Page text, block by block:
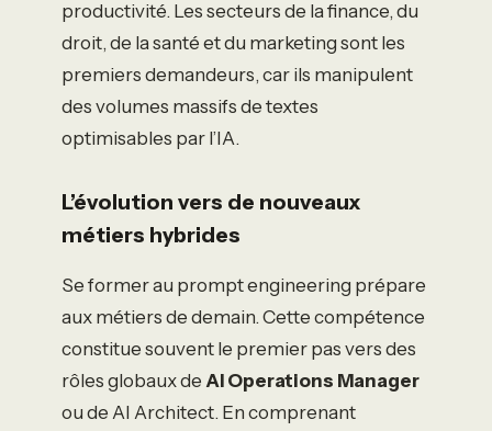
productivité. Les secteurs de la finance, du
droit, de la santé et du marketing sont les
premiers demandeurs, car ils manipulent
des volumes massifs de textes
optimisables par l’IA.
L’évolution vers de nouveaux
métiers hybrides
Se former au prompt engineering prépare
aux métiers de demain. Cette compétence
constitue souvent le premier pas vers des
rôles globaux de AI Operations Manager
ou de AI Architect. En comprenant